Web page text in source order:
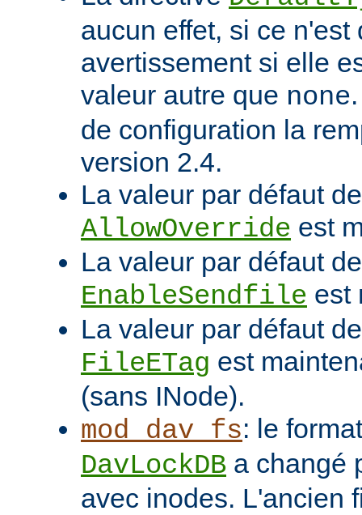
aucun effet, si ce n'est
avertissement si elle
valeur autre que none
de configuration la
version 2.4.
La valeur par défaut
AllowOverride est
La valeur par défaut
EnableSendfile est
La valeur par défaut
FileETag est
(sans INode).
mod_dav_fs: le
DavLockDB a changé
avec inodes. L'ancien